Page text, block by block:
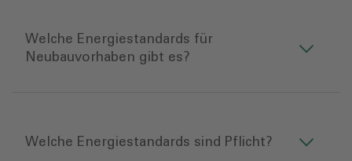
Welche Energiestandards für
Neubauvorhaben gibt es?
Welche Energiestandards sind Pflicht?